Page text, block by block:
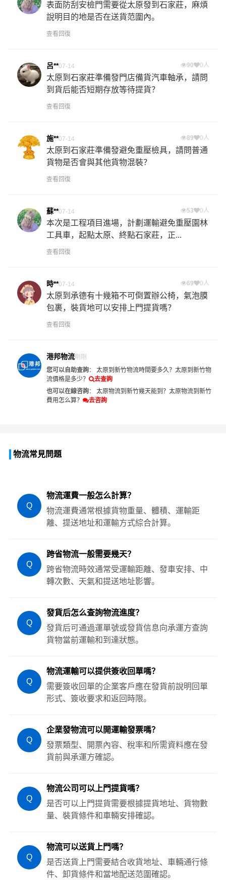
表面防刮安檢門需要從太原發到石家莊，麻煩
說明目的地是否在送貨范圍內。
查看回復
呂**07-14 90 0人
太原到石家莊準備發門店備貨汽車軸承，請問
到貨后能否短期存放等待提貨？
查看回復
施**07-14 89 0人
太原到石家莊準備發避免重壓檢具，請問普通
貨物是否會與其他貨物混裝？
查看回復
蘇**07-14 53 0人
本次是工程項目進場，計劃運輸避免重壓園林
工具車，起點太原、終點石家莊，正...
查看回復
時**07-14 69 0人
太原到承德有十幾箱不可倒置辦公椅，氣泡膜
包裹，裝貨地可以安排上門提貨嗎？
查看回復
港邦物流剛剛
您可以自助查詢： 太原到新竹物流時間要多久？ 太原到新竹物
流價格是多少？
去查詢
也可以在線咨詢： 太原物流到新竹幾天能到？ 太原物流到新竹
費用怎么算？
去咨詢
物流常見問題
Q
物流運費一般怎么計算？
物流運費通常根據貨物重量、體積、運輸距
離、提送地址和運輸方式綜合計算。
Q
跨省物流一般需要幾天？
跨省物流時效通常受運輸距離、發車安排、中
轉次數、天氣和提送地址影響。
Q
發貨后怎么查詢物流進度？
發貨后可通過運單號或發貨信息向承運方查詢
貨物當前運輸和到達狀態。
Q
物流運輸可以提供簽收回單嗎？
需要簽收回單的企業客戶應在發貨前說明回單
形式、簽收要求和返回時限。
Q
企業發物流可以開運輸發票嗎？
發票類型、開票內容、稅率和所需資料應在發
貨前與承運方確認。
Q
物流公司可以上門提貨嗎？
是否可以上門提貨需要根據提貨地址、貨物數
量、裝貨條件和車輛安排確認。
Q
物流可以送貨上門嗎？
是否送貨上門需要結合收貨地址、車輛通行條
件、卸貨條件和當地配送范圍確認。